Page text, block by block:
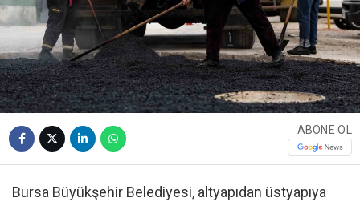
ABONE OL
Bursa Büyükşehir Belediyesi, altyapıdan üstyapıya